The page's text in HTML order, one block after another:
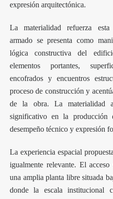
expresión arquitectónica.
La materialidad refuerza
armado se presenta como
lógica constructiva del
elementos portantes,
encofrados y encuentros
proceso de construcción y
de la obra. La materialidad
significativo en la producción
desempeño técnico y expresión
La experiencia espacial
igualmente relevante. El
una amplia planta libre situada
donde la escala institucional